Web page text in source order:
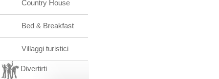
Country House
Bed & Breakfast
Villaggi turistici
Divertirti